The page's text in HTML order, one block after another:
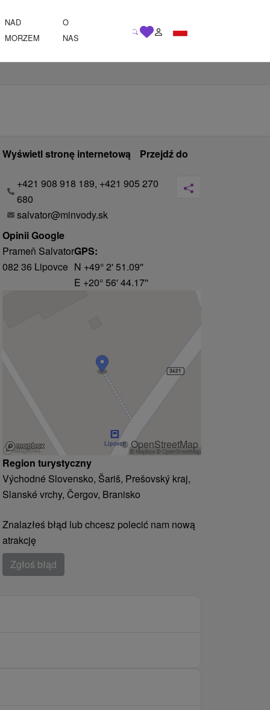
NAD
MORZEM
O
NAS
Wyświetl stronę internetową Przejdź do
+421 908 918 189, +421 905 270
680
salvator@minvody.sk
Opinii Google
Prameň Salvator
082 36 Lipovce
GPS:
N +49° 2' 51.09''
E +20° 56' 44.17''
© OpenStreetMap
Region turystyczny
Východné Slovensko, Šariš, Prešovský kraj,
Slanské vrchy, Čergov, Branisko
Znalazłeś błąd lub chcesz polecić nam nową
atrakcję
Zgłoś błąd